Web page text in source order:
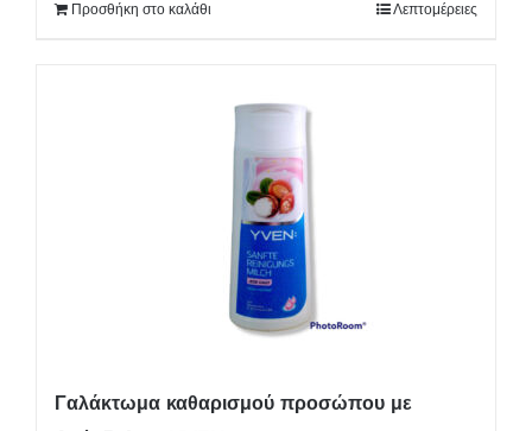
Προσθήκη στο καλάθι Λεπτομέρειες
Γαλάκτωμα καθαρισμού προσώπου με